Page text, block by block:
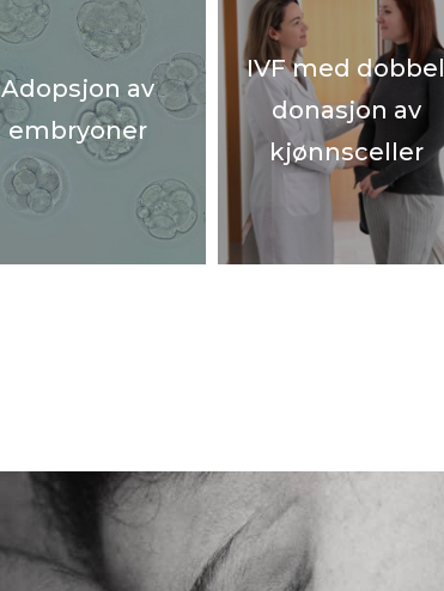
Adopsjon av
embryoner
IVF med dobbel
donasjon av
kjønnsceller